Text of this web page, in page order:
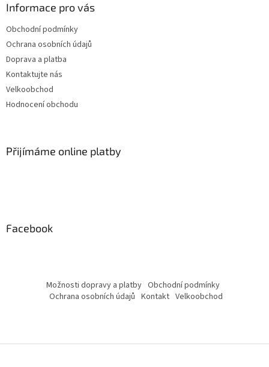
Informace pro vás
Obchodní podmínky
Ochrana osobních údajů
Doprava a platba
Kontaktujte nás
Velkoobchod
Hodnocení obchodu
Přijímáme online platby
Facebook
Možnosti dopravy a platby Obchodní podmínky
Ochrana osobních údajů Kontakt Velkoobchod